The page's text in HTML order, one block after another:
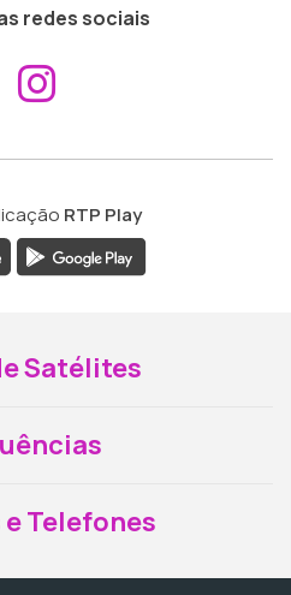
redes sociais
Aceder ao
RTP Play
Satélites
Telefones